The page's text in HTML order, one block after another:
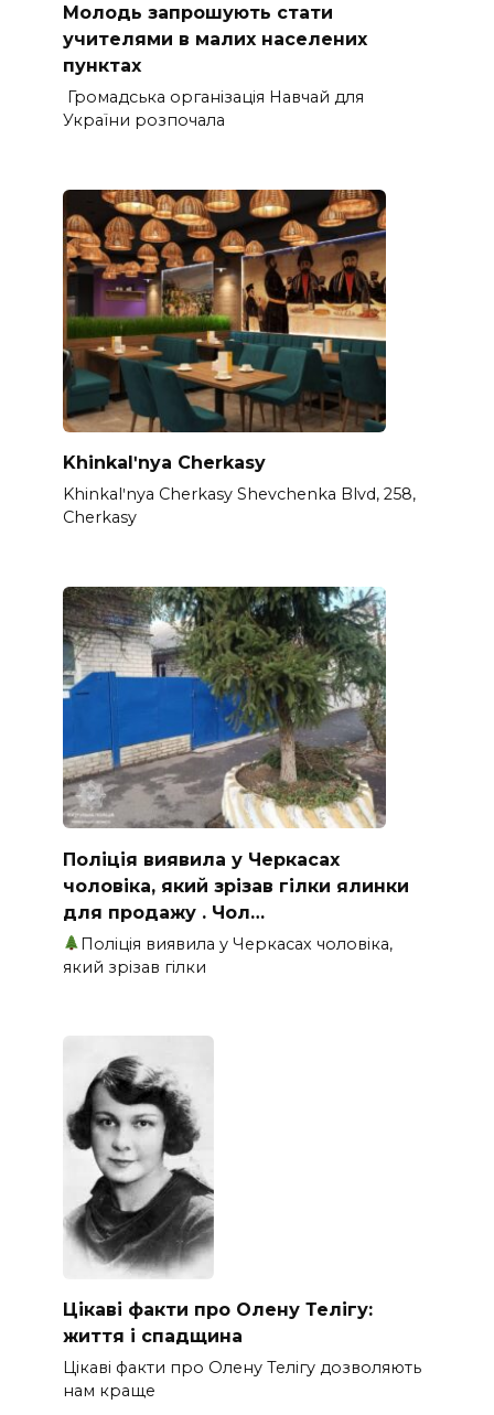
Молодь запрошують стати
учителями в малих населених
пунктах
Громадська організація Навчай для
України розпочала
Khinkalʹnya Cherkasy
Khinkalʹnya Cherkasy Shevchenka Blvd, 258,
Cherkasy
Поліція виявила у Черкасах
чоловіка, який зрізав гілки ялинки
для продажу . Чол…
Поліція виявила у Черкасах чоловіка,
який зрізав гілки
Цікаві факти про Олену Телігу:
життя і спадщина
Цікаві факти про Олену Телігу дозволяють
нам краще